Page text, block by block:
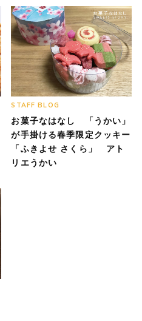
STAFF BLOG
お菓子なはなし 「うかい」
が手掛ける春季限定クッキー
「ふきよせ さくら」 アト
リエうかい